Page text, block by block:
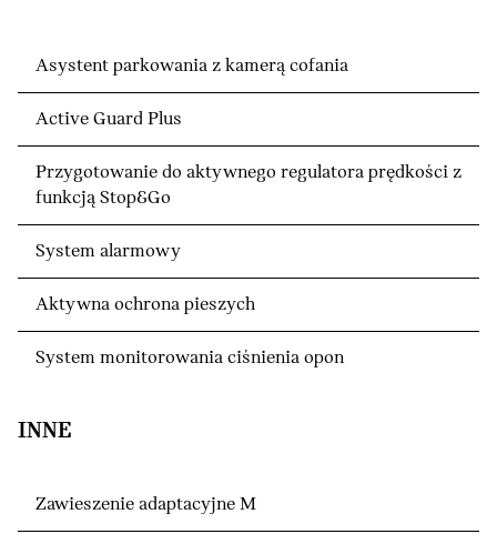
Asystent parkowania z kamerą cofania
Active Guard Plus
Przygotowanie do aktywnego regulatora prędkości z
funkcją Stop&Go
System alarmowy
Aktywna ochrona pieszych
System monitorowania ciśnienia opon
INNE
Zawieszenie adaptacyjne M